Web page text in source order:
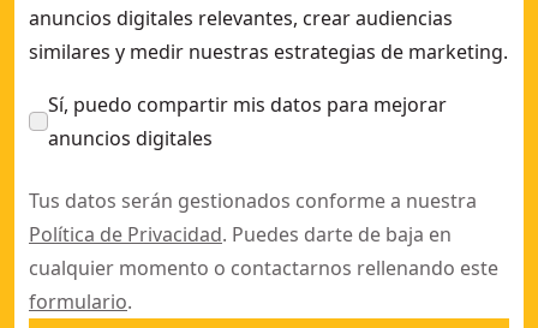
anuncios digitales relevantes, crear audiencias
similares y medir nuestras estrategias de marketing.
Sí, puedo compartir mis datos para mejorar
anuncios digitales
Tus datos serán gestionados conforme a nuestra
Política de Privacidad. Puedes darte de baja en
cualquier momento o contactarnos rellenando este
formulario.